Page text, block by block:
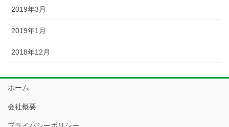
2019年3月
2019年1月
2018年12月
ホーム
会社概要